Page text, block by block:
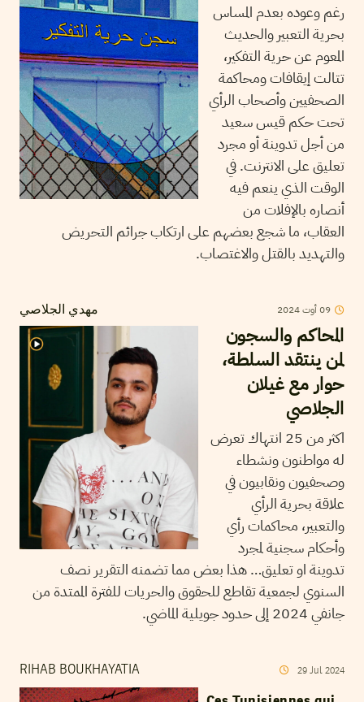
رغم وعوده بعدم المساس
بحرية التعبير والحديث
المعوم عن حرية التفكير،
تتالت إيقافات ومحاكمة
الصحفيين وأصحاب الرأي
تحت حكم قيس سعيد
من أجل تدوينة أو مجرد
تعليق على الانترنت. في
الوقت الذي ينعم فيه
أنصاره بالإفلات من
العقاب، ما شجع بعضهم على ارتكاب جرائم التحريض
والتهديد بالقتل والاغتصاب.
مهدي الجلاصي 09أوت2024
المحاكم والسجون
لمن ينتقد السلطة،
حوار مع غيلان
الجلاصي
اكثر من 25 انتهاك تعرض
له مواطنون ونشطاء
وصحفيون ونقابيون في
علاقة بحرية الرأي
والتعبير، محاكمات رأي
وأحكام سجنية لمجرد
تدوينة او تعليق… هذا بعض مما تضمنه التقرير نصف
السنوي لجمعية تقاطع للحقوق والحريات للفترة الممتدة من
جانفي 2024 إلى حدود جويلية الماضي.
RIHAB BOUKHAYATIA 29 Jul 2024